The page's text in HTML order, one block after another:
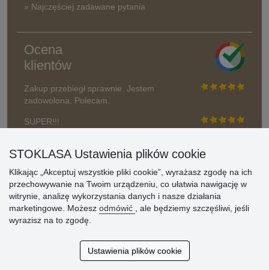
» Najczęściej zadawane pytania
Ocena
klientów
Zakup przebiegł sprawnie. Jestem
zadowolona. Polecam.
SUPER!!!
Aktualnie 1804 recenzji
* Nie weryfikujemy opinii
STOKLASA Ustawienia plików cookie
Klikając „Akceptuj wszystkie pliki cookie”, wyrażasz zgodę na ich
przechowywanie na Twoim urządzeniu, co ułatwia nawigację w
witrynie, analizę wykorzystania danych i nasze działania
marketingowe. Możesz odmówić
, ale będziemy szczęśliwi, jeśli
wyrazisz na to zgodę.
Ustawienia plików cookie